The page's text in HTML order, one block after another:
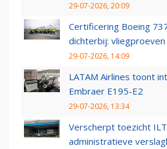
29-07-2026, 20:09
Certificering Boeing
dichterbij:
29-07-2026, 14:09
LATAM Airlines toont
Embraer E195-E2
29-07-2026, 13:34
Verscherpt toezicht
administratieve